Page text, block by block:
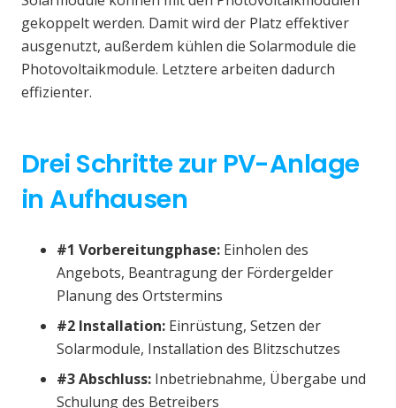
gekoppelt werden. Damit wird der Platz effektiver
ausgenutzt, außerdem kühlen die Solarmodule die
Photovoltaikmodule. Letztere arbeiten dadurch
effizienter.
Drei Schritte zur PV-Anlage
in Aufhausen
#1 Vorbereitungphase: Einholen des
Angebots, Beantragung der Fördergelder
Planung des Ortstermins
#2 Installation: Einrüstung, Setzen der
Solarmodule, Installation des Blitzschutzes
#3 Abschluss: Inbetriebnahme, Übergabe und
Schulung des Betreibers